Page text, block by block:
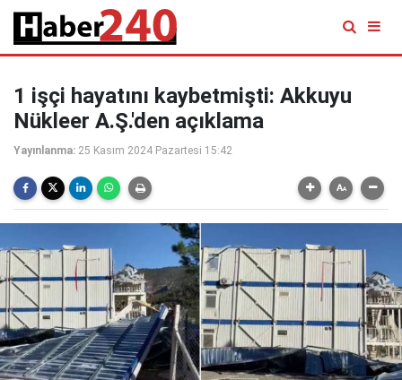
1 işçi hayatını kaybetmişti: Akkuyu
Nükleer A.Ş.'den açıklama
Yayınlanma: 25 Kasım 2024 Pazartesi 15:42